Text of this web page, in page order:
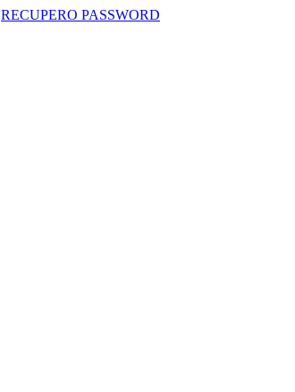
RECUPERO PASSWORD